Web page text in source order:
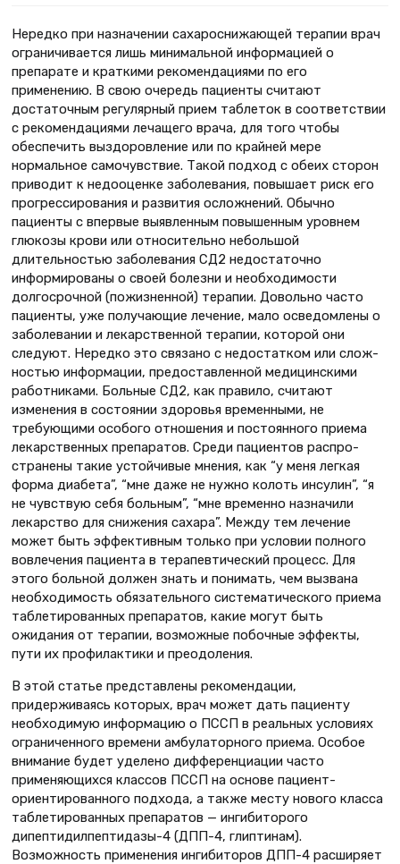
Нередко при назначении сахароснижающей тера­пии врач
ограничивается лишь минимальной информацией о
препарате и краткими рекомендаци­ями по его
применению. В свою оче­редь пациенты считают
достаточным регулярный прием таблеток в соот­ветствии
с рекомендациями лечаще­го врача, для того чтобы
обеспечить выздоровление или по крайней мере
нормальное самочувствие. Такой под­ход с обеих сторон
приводит к недоо­ценке заболевания, повышает риск его
прогрессирования и развития ослож­нений. Обычно
пациенты с впервые выявленным повышенным уровнем
глюкозы крови или относительно небольшой
длительностью заболева­ния СД2 недостаточно
информирова­ны о своей болезни и необходимости
долгосрочной (пожизненной) терапии. Довольно часто
пациенты, уже полу­чающие лечение, мало осведомлены о
заболевании и лекарственной тера­пии, которой они
следуют. Нередко это связано с недостатком или слож­
ностью информации, предоставленной медицинскими
работниками. Больные СД2, как правило, считают
изменения в состоянии здоровья временными, не
требующими особого отношения и постоянного приема
лекарственных препаратов. Среди пациентов распро­
странены такие устойчивые мнения, как “у меня легкая
форма диабета”, “мне даже не нужно колоть инсулин”, “я
не чувствую себя больным”, “мне временно назначили
лекарство для снижения сахара”. Между тем лече­ние
может быть эффективным толь­ко при условии полного
вовлечения пациента в терапевтический про­цесс. Для
этого больной должен знать и понимать, чем вызвана
необходи­мость обязательного систематического приема
таблетированных препаратов, какие могут быть
ожидания от тера­пии, возможные побочные эффек­ты,
пути их профилактики и преодо­ления.
В этой статье представлены реко­мендации,
придерживаясь которых, врач может дать пациенту
необходи­мую информацию о ПССП в реаль­ных условиях
ограниченного времени амбулаторного приема. Особое
вни­мание будет уделено дифференциации часто
применяющихся классов ПССП на основе пациент-
ориентированного подхода, а также месту нового класса
таблетированных препаратов — ингибиторого
дипептидилпептидазы-4 (ДПП-4, глиптинам).
Возможность применения ингибиторов ДПП-4 расширяет